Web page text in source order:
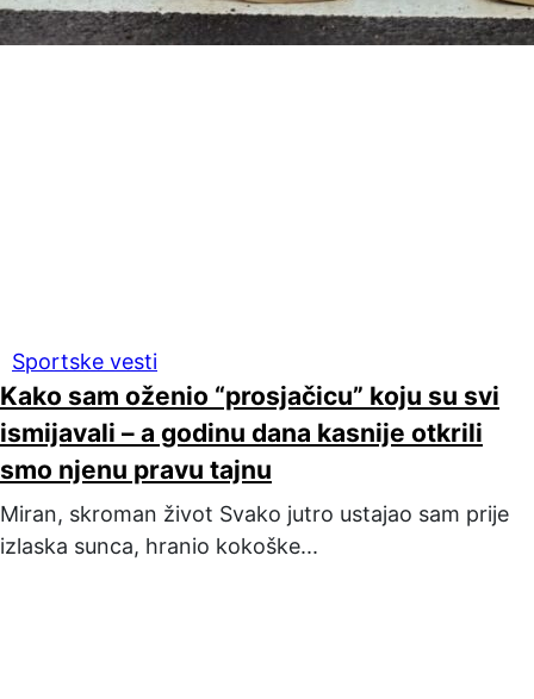
Sportske vesti
Kako sam oženio “prosjačicu” koju su svi
ismijavali – a godinu dana kasnije otkrili
smo njenu pravu tajnu
Miran, skroman život Svako jutro ustajao sam prije
izlaska sunca, hranio kokoške...